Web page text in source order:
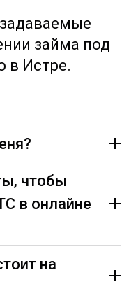
займа под
в Истре.
чтобы
в онлайне
на